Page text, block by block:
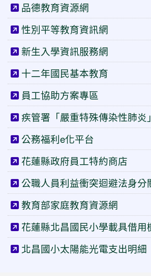
品德教育資源網
性別平等教育資訊網
新生入學資訊服務網
十二年國民基本教育
員工協助方案專區
疾管署「嚴重特殊傳染性肺炎
公務福利e化平台
花蓮縣政府員工特約商店
公職人員利益衝突迴避法身分
教育部家庭教育資源網
花蓮縣北昌國民小學載具借用
北昌國小太陽能光電支出明細